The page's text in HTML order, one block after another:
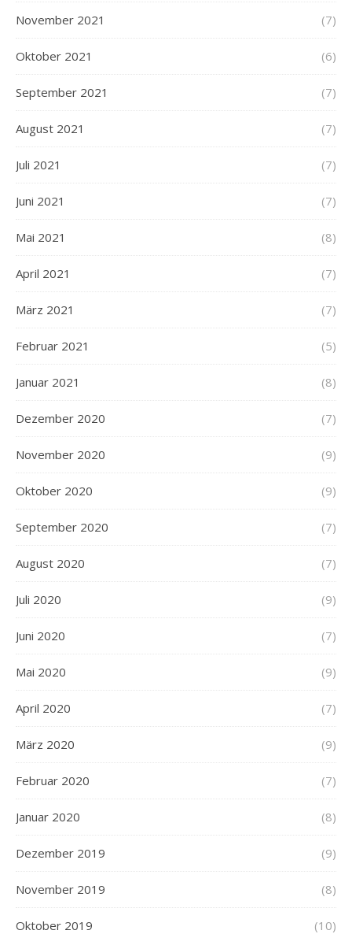
November 2021 (7)
Oktober 2021 (6)
September 2021 (7)
August 2021 (7)
Juli 2021 (7)
Juni 2021 (7)
Mai 2021 (8)
April 2021 (7)
März 2021 (7)
Februar 2021 (5)
Januar 2021 (8)
Dezember 2020 (7)
November 2020 (9)
Oktober 2020 (9)
September 2020 (7)
August 2020 (7)
Juli 2020 (9)
Juni 2020 (7)
Mai 2020 (9)
April 2020 (7)
März 2020 (9)
Februar 2020 (7)
Januar 2020 (8)
Dezember 2019 (9)
November 2019 (8)
Oktober 2019 (10)